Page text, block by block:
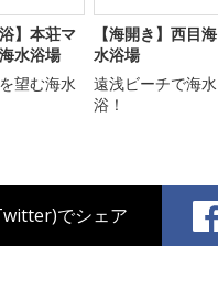
浴】本荘マ
水浴場
望む海水
【海開き】西目海
水浴場
遠浅ビーチで海水
浴！
でシェア